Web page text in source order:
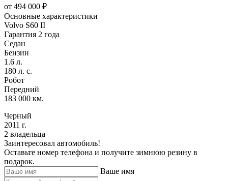
от 494 000 ₽
Основные характеристики
Volvo S60 II
Гарантия 2 года
Седан
Бензин
1.6 л.
180 л. с.
Робот
Передний
183 000 км.
Черный
2011 г.
2 владельца
Заинтересовал автомобиль!
Оставьте номер телефона и получите зимнюю резину в
подарок.
Ваше имя